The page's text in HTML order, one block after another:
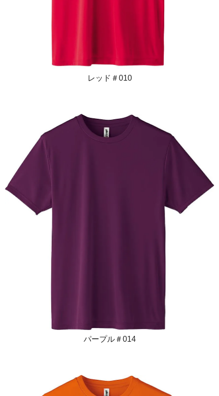
レッド＃010
パープル＃014